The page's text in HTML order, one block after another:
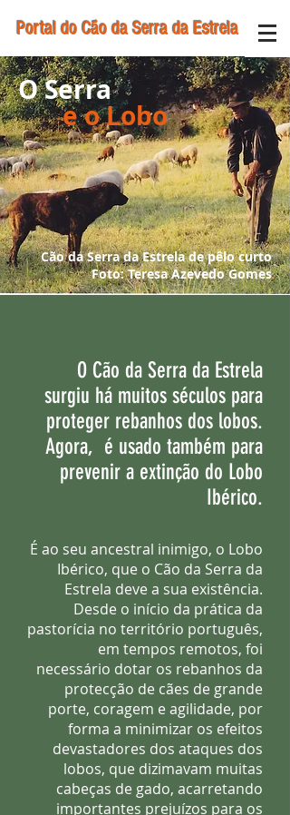
Portal do Cão da Serra da Estrela
O Serra
e o Lobo
Cão da Serra da Estrela de pêlo curto
Foto: Teresa Azevedo Gomes
O Cão da Serra da Estrela
surgiu há muitos séculos para
proteger rebanhos dos lobos.
Agora, é usado também para
prevenir a extinção do Lobo
Ibérico.
É ao seu ancestral inimigo, o Lobo
Ibérico, que o Cão da Serra da
Estrela deve a sua existência.
Desde o início da prática da
pastorícia no território português,
em tempos remotos, foi
necessário dotar os rebanhos da
protecção de cães de grande
porte, coragem e agilidade, por
forma a minimizar os efeitos
devastadores dos ataques dos
lobos, que dizimavam muitas
cabeças de gado, acarretando
importantes prejuízos para os